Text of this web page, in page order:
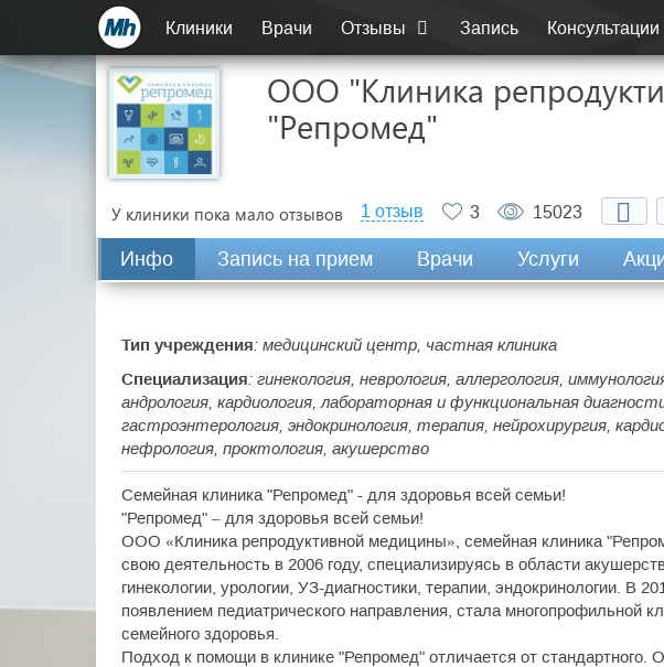
Клиники Врачи Отзывы Запись Консультации
ООО "Клиника
"Репромед"
У клиники пока мало отзывов 1 отзыв 3 15023
Инфо Запись на прием Врачи Услуги
Тип учреждения: медицинский центр, частная клиника
Специализация: гинекология, неврология, аллергология,
андрология, кардиология, лабораторная и функциональная
гастроэнтерология, эндокринология, терапия, нейрохирургия,
нефрология, проктология, акушерство
Семейная клиника "Репромед" - для здоровья всей семьи!
"Репромед" – для здоровья всей семьи!
ООО «Клиника репродуктивной медицины», семейная клиника
свою деятельность в 2006 году, специализируясь в области
гинекологии, урологии, УЗ-диагностики, терапии, эндокринологии. В
появлением педиатрического направления, стала многопрофильной
семейного здоровья.
Подход к помощи в клинике "Репромед" отличается от стандартного.